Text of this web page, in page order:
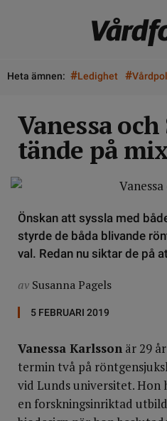
Heta ämnen: #Ledighet #
Vanessa och
tände på
Önskan att syssla med
styrde de båda blivande
val. Redan nu siktar de på
av Susanna Pagels
5 FEBRUARI 2019
Vanessa Karlsson är 29
termin två på
vid Lunds universitet. Hon
en forskningsinriktad